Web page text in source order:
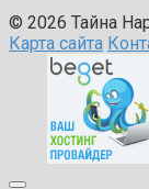
© 2026 Тайна
Карта сайта